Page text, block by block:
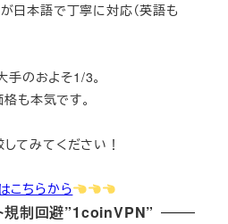
日本語で丁寧に対応（英語も
のおよそ1/3。
も本気です。
てみてください！
こちらから
規制回避”1coinVPN”